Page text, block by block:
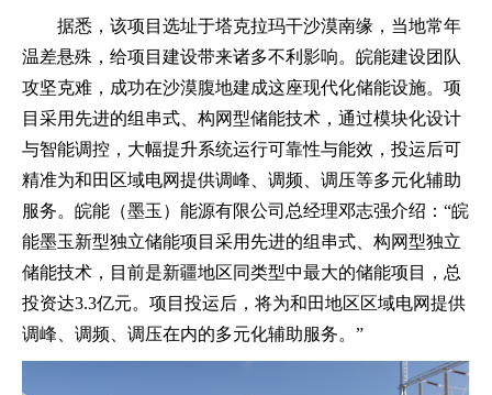
据悉，该项目选址于塔克拉玛干沙漠南缘，当地常年
温差悬殊，给项目建设带来诸多不利影响。皖能建设团队
攻坚克难，成功在沙漠腹地建成这座现代化储能设施。项
目采用先进的组串式、构网型储能技术，通过模块化设计
与智能调控，大幅提升系统运行可靠性与能效，投运后可
精准为和田区域电网提供调峰、调频、调压等多元化辅助
服务。皖能（墨玉）能源有限公司总经理邓志强介绍： “皖
能墨玉新型独立储能项目采用先进的组串式、构网型独立
储能技术，目前是新疆地区同类型中最大的储能项目，总
投资达3.3亿元。项目投运后，将为和田地区区域电网提供
调峰、调频、调压在内的多元化辅助服务。”